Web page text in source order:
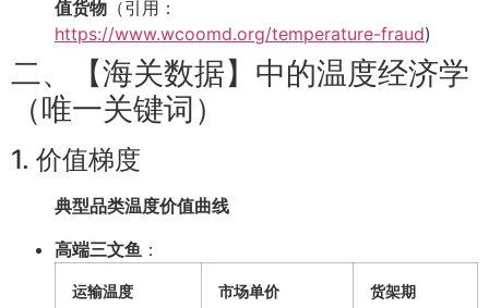
值货物 （引用：
https://www.wcoomd.org/temperature-fraud)
二、【海关数据】中的温度经济学
（唯一关键词）
1. 价值梯度
典型品类温度价值曲线
高端三文鱼 ：
运输温度 市场单价 货架期